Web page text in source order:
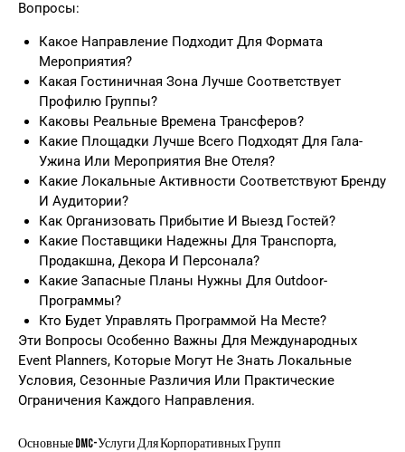
Вопросы:
Какое Направление Подходит Для Формата
Мероприятия?
Какая Гостиничная Зона Лучше Соответствует
Профилю Группы?
Каковы Реальные Времена Трансферов?
Какие Площадки Лучше Всего Подходят Для Гала-
Ужина Или Мероприятия Вне Отеля?
Какие Локальные Активности Соответствуют Бренду
И Аудитории?
Как Организовать Прибытие И Выезд Гостей?
Какие Поставщики Надежны Для Транспорта,
Продакшна, Декора И Персонала?
Какие Запасные Планы Нужны Для Outdoor-
Программы?
Кто Будет Управлять Программой На Месте?
Эти Вопросы Особенно Важны Для Международных
Event Planners, Которые Могут Не Знать Локальные
Условия, Сезонные Различия Или Практические
Ограничения Каждого Направления.
Основные DMC-Услуги Для Корпоративных Групп